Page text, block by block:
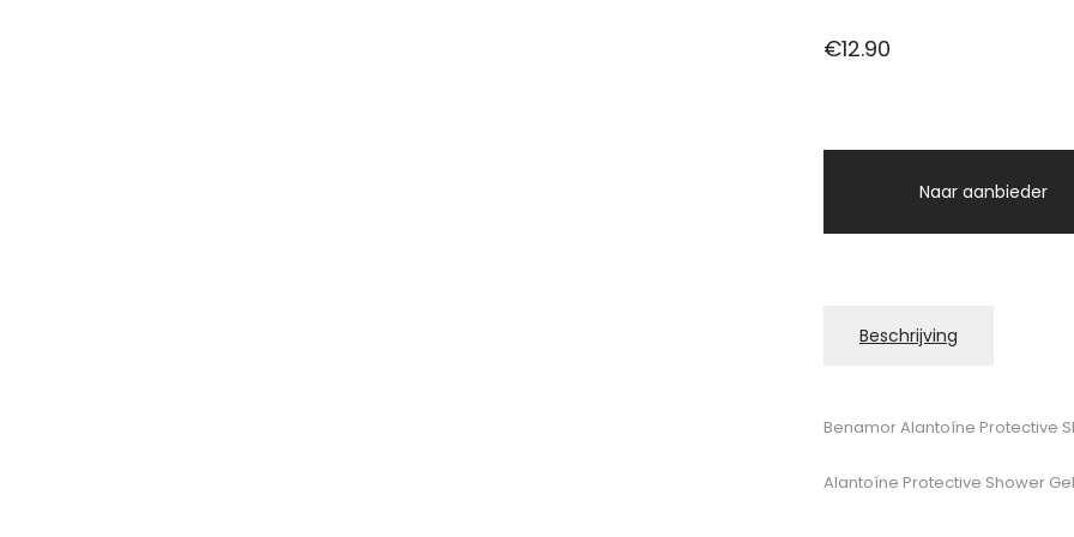
€12.90
Naar aanbieder
Beschrijving
Benamor Alantoíne Protective
Alantoíne Protective Shower Gel